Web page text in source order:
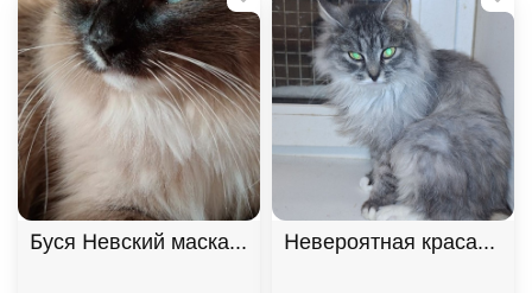
Буся Невский маскарадный котик-сирота в дар!
Невероятная